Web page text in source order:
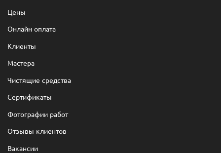
Цены
Онлайн оплата
Клиенты
Мастера
Чистящие средства
Сертификаты
Фотографии работ
Отзывы клиентов
Вакансии